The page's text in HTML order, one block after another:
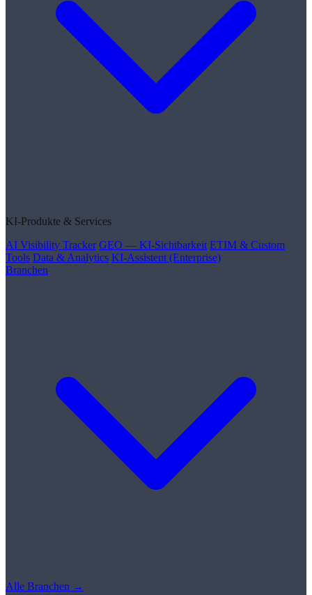
KI-Produkte & Services
AI Visibility Tracker GEO — KI-Sichtbarkeit ETIM & Custom
Tools Data & Analytics KI-Assistent (Enterprise)
Branchen
Alle Branchen →